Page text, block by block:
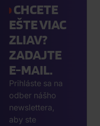
CHCETE
EŠTE VIAC
ZLIAV?
ZADAJTE
E-MAIL.
Prihláste sa na
odber nášho
newslettera,
aby ste